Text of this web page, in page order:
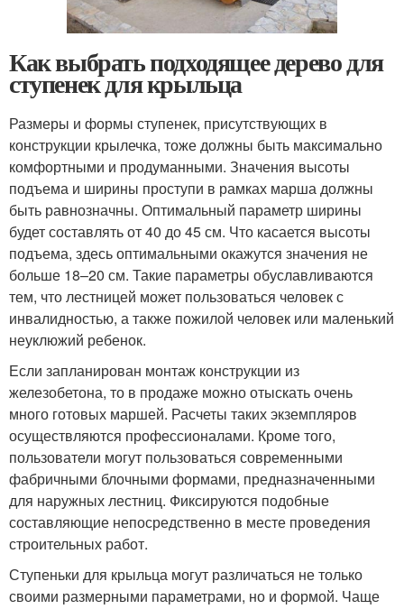
Как выбрать подходящее дерево для
ступенек для крыльца
Размеры и формы ступенек, присутствующих в
конструкции крылечка, тоже должны быть максимально
комфортными и продуманными. Значения высоты
подъема и ширины проступи в рамках марша должны
быть равнозначны. Оптимальный параметр ширины
будет составлять от 40 до 45 см. Что касается высоты
подъема, здесь оптимальными окажутся значения не
больше 18–20 см. Такие параметры обуславливаются
тем, что лестницей может пользоваться человек с
инвалидностью, а также пожилой человек или маленький
неуклюжий ребенок.
Если запланирован монтаж конструкции из
железобетона, то в продаже можно отыскать очень
много готовых маршей. Расчеты таких экземпляров
осуществляются профессионалами. Кроме того,
пользователи могут пользоваться современными
фабричными блочными формами, предназначенными
для наружных лестниц. Фиксируются подобные
составляющие непосредственно в месте проведения
строительных работ.
Ступеньки для крыльца могут различаться не только
своими размерными параметрами, но и формой. Чаще